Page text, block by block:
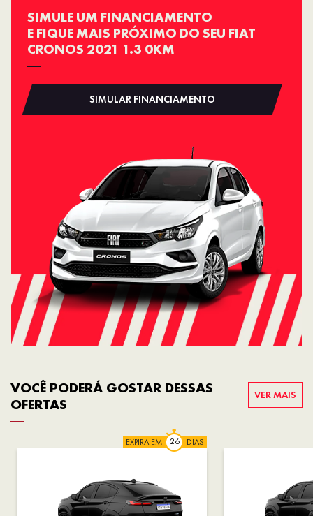
SIMULE UM FINANCIAMENTO
E FIQUE MAIS PRÓXIMO DO SEU FIAT
CRONOS 2021 1.3 0KM
SIMULAR FINANCIAMENTO
VOCÊ PODERÁ GOSTAR DESSAS
OFERTAS
VER MAIS
EXPIRA EM DIAS